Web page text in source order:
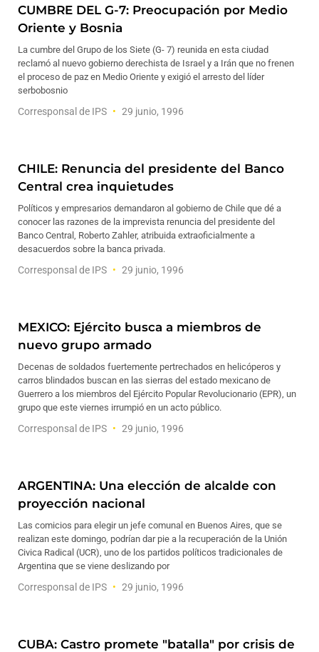
CUMBRE DEL G-7: Preocupación por Medio
Oriente y Bosnia
La cumbre del Grupo de los Siete (G- 7) reunida en esta ciudad
reclamó al nuevo gobierno derechista de Israel y a Irán que no frenen
el proceso de paz en Medio Oriente y exigió el arresto del líder
serbobosnio
Corresponsal de IPS 29 junio, 1996
CHILE: Renuncia del presidente del Banco
Central crea inquietudes
Políticos y empresarios demandaron al gobierno de Chile que dé a
conocer las razones de la imprevista renuncia del presidente del
Banco Central, Roberto Zahler, atribuida extraoficialmente a
desacuerdos sobre la banca privada.
Corresponsal de IPS 29 junio, 1996
MEXICO: Ejército busca a miembros de
nuevo grupo armado
Decenas de soldados fuertemente pertrechados en helicóperos y
carros blindados buscan en las sierras del estado mexicano de
Guerrero a los miembros del Ejército Popular Revolucionario (EPR), un
grupo que este viernes irrumpió en un acto público.
Corresponsal de IPS 29 junio, 1996
ARGENTINA: Una elección de alcalde con
proyección nacional
Las comicios para elegir un jefe comunal en Buenos Aires, que se
realizan este domingo, podrían dar pie a la recuperación de la Unión
Civica Radical (UCR), uno de los partidos políticos tradicionales de
Argentina que se viene deslizando por
Corresponsal de IPS 29 junio, 1996
CUBA: Castro promete "batalla" por crisis de